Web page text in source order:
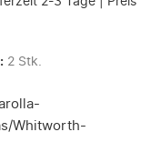
2 Stk.
Whitworth-